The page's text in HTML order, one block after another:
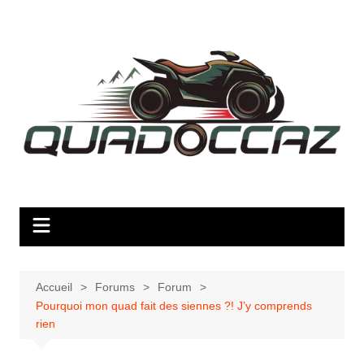
Accueil Forums
Forum
Pourquoi mon quad fait des siennes ?! J’y comprends
rien